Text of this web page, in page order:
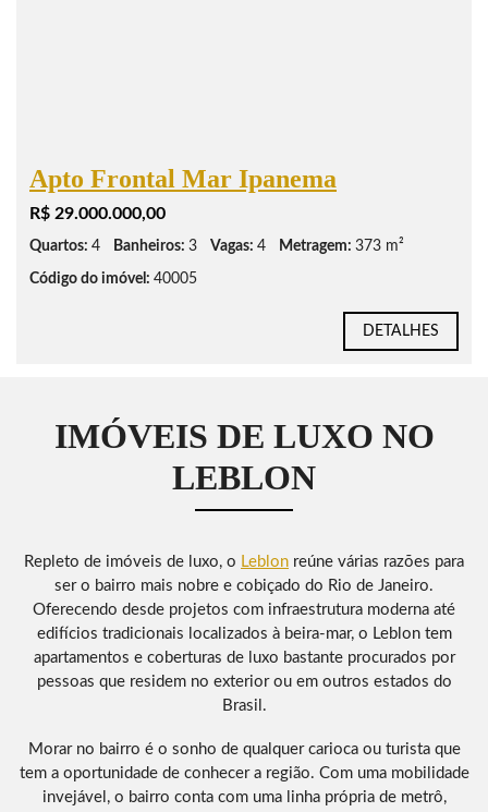
Apto Frontal Mar Ipanema
R$ 29.000.000,00
Quartos: 4 Banheiros: 3 Vagas: 4 Metragem: 373 m²
Código do imóvel: 40005
DETALHES
IMÓVEIS DE LUXO NO
LEBLON
Repleto de imóveis de luxo, o Leblon reúne várias razões para
ser o bairro mais nobre e cobiçado do Rio de Janeiro.
Oferecendo desde projetos com infraestrutura moderna até
edifícios tradicionais localizados à beira-mar, o Leblon tem
apartamentos e coberturas de luxo bastante procurados por
pessoas que residem no exterior ou em outros estados do
Brasil.
Morar no bairro é o sonho de qualquer carioca ou turista que
tem a oportunidade de conhecer a região. Com uma mobilidade
invejável, o bairro conta com uma linha própria de metrô,